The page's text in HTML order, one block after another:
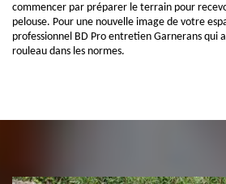
commencer par préparer le terrain pour
pelouse. Pour une nouvelle image de votre
professionnel BD Pro entretien Garnerans qui
rouleau dans les normes.